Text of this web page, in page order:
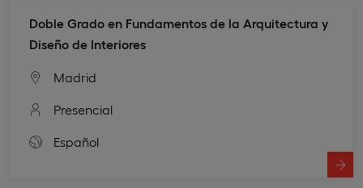
Doble Grado en Fundamentos de la Arquitectura y
Diseño de Interiores
Madrid
Presencial
Español